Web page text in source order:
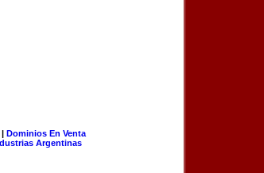
| Dominios En Venta
Argentinas